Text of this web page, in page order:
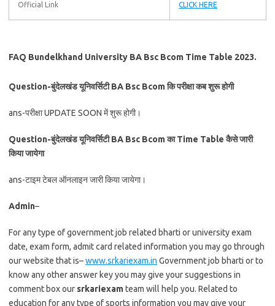
Official Link CLICK HERE
FAQ Bundelkhand University BA Bsc Bcom Time Table 2023.
Question-बुंदेलखंड यूनिवर्सिटी BA Bsc Bcom कि परीक्षा कब शुरू होगी
ans-परीक्षा UPDATE SOON में शुरू होगी।
Question-बुंदेलखंड यूनिवर्सिटी BA Bsc Bcom का Time Table कैसे जारी
किया जायेगा
ans-टाइम टेबल ऑनलाइन जारी किया जायेगा।
Admin–
For any type of government job related bharti or university exam
date, exam form, admit card related information you may go through
our website that is–www.srkariexam.in Government job bharti or to
know any other answer key you may give your suggestions in
comment box our srkariexamteam will help you. Related to
education for any type of sports information you may give your